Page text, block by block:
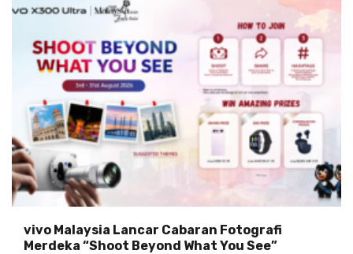
vivo Malaysia Lancar Cabaran Fotografi
Merdeka “Shoot Beyond What You See”